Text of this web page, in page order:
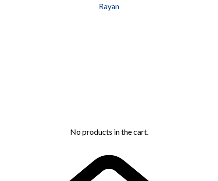
Rayan
No products in the cart.